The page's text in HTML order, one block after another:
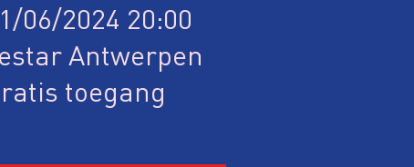
06/2024 20:00
Antwerpen
toegang